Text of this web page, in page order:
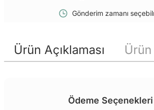
Gönderim zamanı
Ürün Açıklaması
Ödeme Seçenekleri